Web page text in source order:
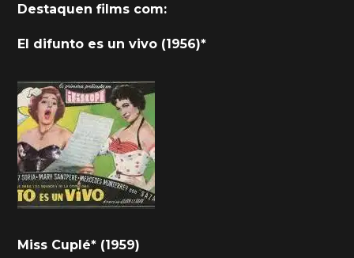
Destaquen films com:
El difunto es un vivo (1956)*
Miss Cuplé* (1959)